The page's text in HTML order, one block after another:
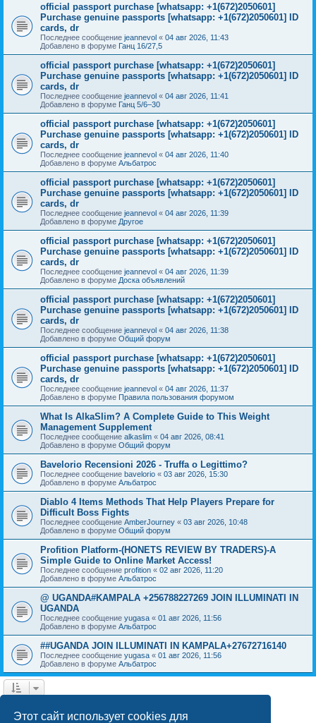
Этот сайт использует cookies для
official passport purchase [whatsapp: +1(672)2050601]
Purchase genuine passports [whatsapp: +1(672)2050601] ID
cards, dr
Последнее сообщение jeannevol « 04 авг 2026, 11:43
Добавлено в форуме Ганц 16/27,5
official passport purchase [whatsapp: +1(672)2050601]
Purchase genuine passports [whatsapp: +1(672)2050601] ID
cards, dr
Последнее сообщение jeannevol « 04 авг 2026, 11:41
Добавлено в форуме Ганц 5/6–30
official passport purchase [whatsapp: +1(672)2050601]
Purchase genuine passports [whatsapp: +1(672)2050601] ID
cards, dr
Последнее сообщение jeannevol « 04 авг 2026, 11:40
Добавлено в форуме Альбатрос
official passport purchase [whatsapp: +1(672)2050601]
Purchase genuine passports [whatsapp: +1(672)2050601] ID
cards, dr
Последнее сообщение jeannevol « 04 авг 2026, 11:39
Добавлено в форуме Другое
official passport purchase [whatsapp: +1(672)2050601]
Purchase genuine passports [whatsapp: +1(672)2050601] ID
cards, dr
Последнее сообщение jeannevol « 04 авг 2026, 11:39
Добавлено в форуме Доска объявлений
official passport purchase [whatsapp: +1(672)2050601]
Purchase genuine passports [whatsapp: +1(672)2050601] ID
cards, dr
Последнее сообщение jeannevol « 04 авг 2026, 11:38
Добавлено в форуме Общий форум
official passport purchase [whatsapp: +1(672)2050601]
Purchase genuine passports [whatsapp: +1(672)2050601] ID
cards, dr
Последнее сообщение jeannevol « 04 авг 2026, 11:37
Добавлено в форуме Правила пользования форумом
What Is AlkaSlim? A Complete Guide to This Weight
Management Supplement
Последнее сообщение alkaslim « 04 авг 2026, 08:41
Добавлено в форуме Общий форум
Bavelorio Recensioni 2026 - Truffa o Legittimo?
Последнее сообщение bavelorio « 03 авг 2026, 15:30
Добавлено в форуме Альбатрос
Diablo 4 Items Methods That Help Players Prepare for
Difficult Boss Fights
Последнее сообщение AmberJourney « 03 авг 2026, 10:48
Добавлено в форуме Общий форум
Profition Platform-(HONETS REVIEW BY TRADERS)-A
Simple Guide to Online Market Access!
Последнее сообщение profition « 02 авг 2026, 11:20
Добавлено в форуме Альбатрос
@ UGANDA#KAMPALA +256788227269 JOIN ILLUMINATI IN
UGANDA
Последнее сообщение yugasa « 01 авг 2026, 11:56
Добавлено в форуме Альбатрос
##UGANDA JOIN ILLUMINATI IN KAMPALA+27672716140
Последнее сообщение yugasa « 01 авг 2026, 11:56
Добавлено в форуме Альбатрос